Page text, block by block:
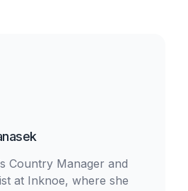
Country Manager and
at Inknoe, where she